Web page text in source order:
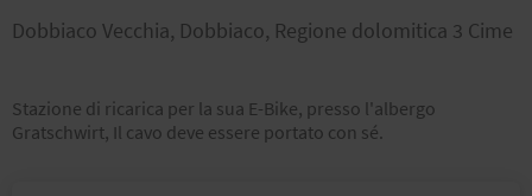
Dobbiaco Vecchia, Dobbiaco, Regione dolomitica 3 Cime
Stazione di ricarica per la sua E-Bike, presso l'albergo
Gratschwirt, Il cavo deve essere portato con sé.